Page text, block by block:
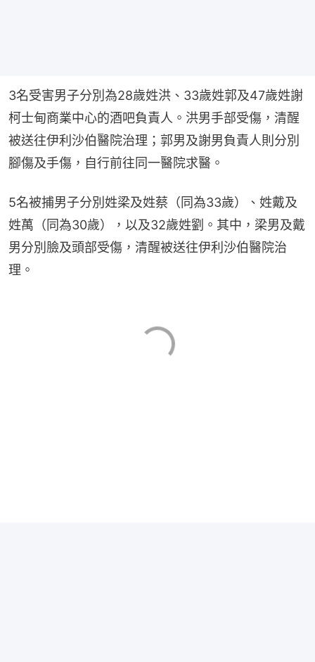
3名受害男子分別為28歲姓洪、33歲姓郭及47歲姓謝
柯士甸商業中心的酒吧負責人。洪男手部受傷，清醒
被送往伊利沙伯醫院治理；郭男及謝男負責人則分別
腳傷及手傷，自行前往同一醫院求醫。
5名被捕男子分別姓梁及姓蔡（同為33歲）、姓戴及
姓萬（同為30歲），以及32歲姓劉。其中，梁男及戴
男分別臉及頭部受傷，清醒被送往伊利沙伯醫院治
理。